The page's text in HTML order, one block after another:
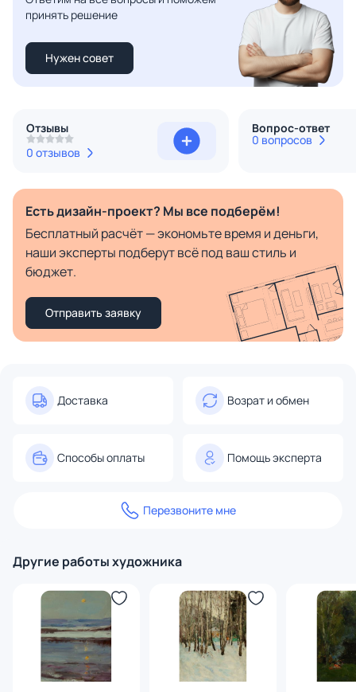
принять решение
Нужен совет
Отзывы
0 отзывов
Вопрос-ответ
0 вопросов
Есть дизайн-проект? Мы все подберём!
Бесплатный расчёт — экономьте время и деньги,
наши эксперты подберут всё под ваш стиль и
бюджет.
Отправить заявку
Доставка Возрат и обмен
Способы оплаты Помощь эксперта
Перезвоните мне
Другие работы художника